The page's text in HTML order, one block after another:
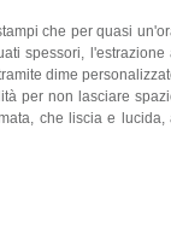
che per quasi
spessori, l'estrazione
dime
per non lasciare
che liscia e lucida,